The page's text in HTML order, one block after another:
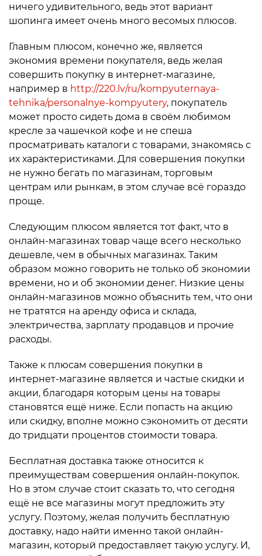
ничего удивительного, ведь этот вариант
шопинга имеет очень много весомых плюсов.
Главным плюсом, конечно же, является
экономия времени покупателя, ведь желая
совершить покупку в интернет-магазине,
например в http://220.lv/ru/kompyuternaya-
tehnika/personalnye-kompyutery, покупатель
может просто сидеть дома в своём любимом
кресле за чашечкой кофе и не спеша
просматривать каталоги с товарами, знакомясь с
их характеристиками. Для совершения покупки
не нужно бегать по магазинам, торговым
центрам или рынкам, в этом случае всё гораздо
проще.
Следующим плюсом является тот факт, что в
онлайн-магазинах товар чаще всего несколько
дешевле, чем в обычных магазинах. Таким
образом можно говорить не только об экономии
времени, но и об экономии денег. Низкие цены
онлайн-магазинов можно объяснить тем, что они
не тратятся на аренду офиса и склада,
электричества, зарплату продавцов и прочие
расходы.
Также к плюсам совершения покупки в
интернет-магазине является и частые скидки и
акции, благодаря которым цены на товары
становятся ещё ниже. Если попасть на акцию
или скидку, вполне можно сэкономить от десяти
до тридцати процентов стоимости товара.
Бесплатная доставка также относится к
преимуществам совершения онлайн-покупок.
Но в этом случае стоит сказать то, что сегодня
ещё не все магазины могут предложить эту
услугу. Поэтому, желая получить бесплатную
доставку, надо найти именно такой онлайн-
магазин, который предоставляет такую услугу. И,